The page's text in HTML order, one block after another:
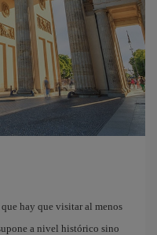
hay que visitar al menos
a nivel histórico sino